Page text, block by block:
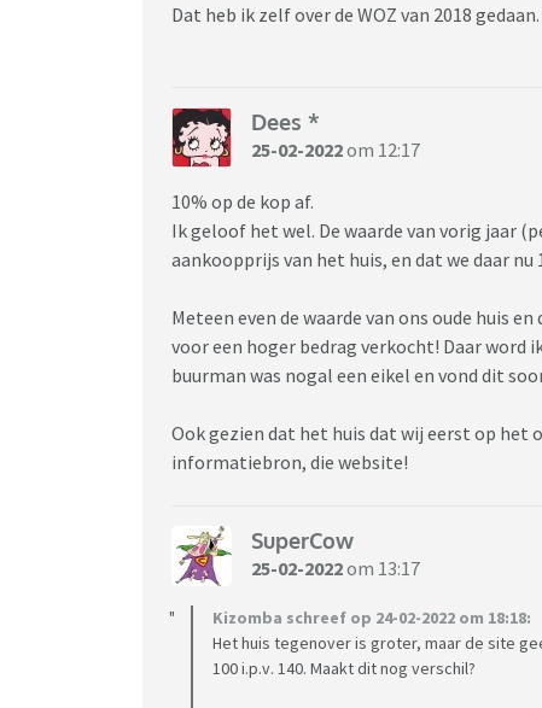
Dat heb ik zelf over de WOZ van 2018
Dees *
25-02-2022om 12:17
10% op de kop af.
Ik geloof het wel. De waarde van vorig jaar
aankoopprijs van het huis, en dat we daar
Meteen even de waarde van ons oude huis
voor een hoger bedrag verkocht! Daar word
buurman was nogal een eikel en vond dit
Ook gezien dat het huis dat wij eerst op het
informatiebron, die website!
SuperCow
25-02-2022om 13:17
Kizomba schreef op 24-02-2022 om 18:18:
Het huis tegenover is groter, maar de site
100 i.p.v. 140. Maakt dit nog verschil?